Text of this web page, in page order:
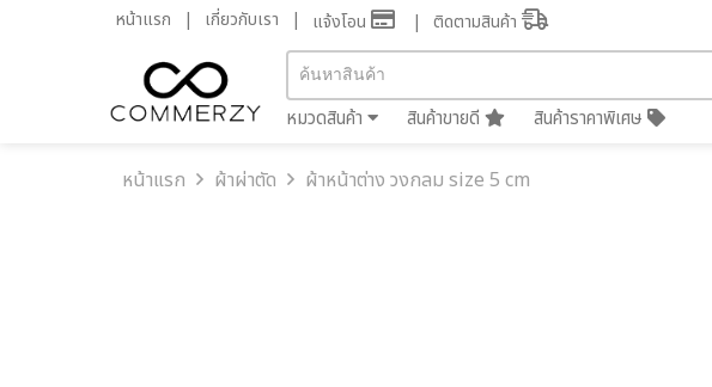
หน้าแรก เกี่ยวกับเรา แจ้งโอน ติดตามสินค้า
หมวดสินค้า สินค้าขายดี สินค้าราคาพิเศษ
หน้าแรก ผ้าผ่าตัด ผ้าหน้าต่าง วงกลม size 5 cm